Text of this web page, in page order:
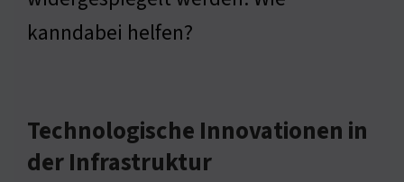
kanndabei helfen?
Technologische Innovationen in
der Infrastruktur